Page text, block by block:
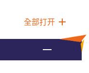
全部打开